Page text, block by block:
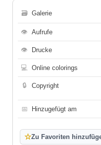
🗃 Galerie
👁 Aufrufe
👁 Drucke
💻 Online colorings
🔒 Copyright
📅 Hinzugefügt am
☆Zu Favoriten